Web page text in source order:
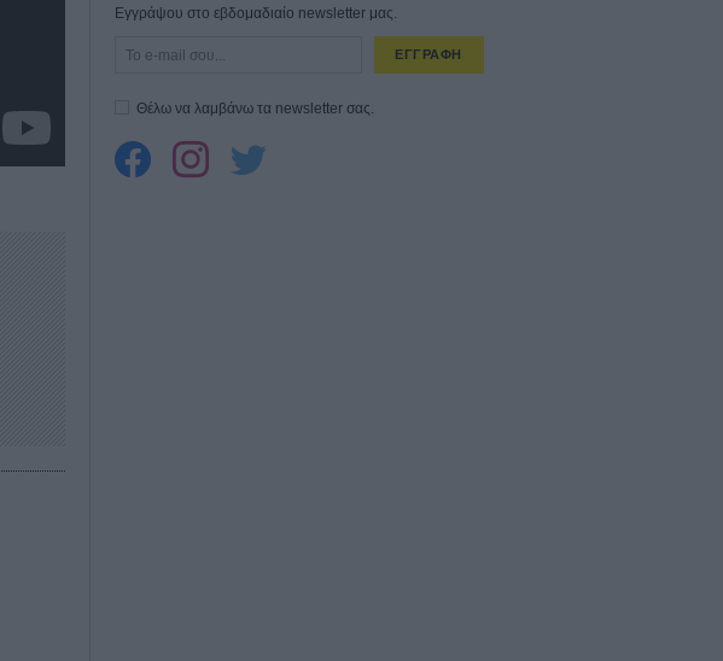
Εγγράψου στο εβδομαδιαίο newsletter μας.
ΕΓΓΡΑΦΗ
Θέλω να λαμβάνω τα newsletter σας.